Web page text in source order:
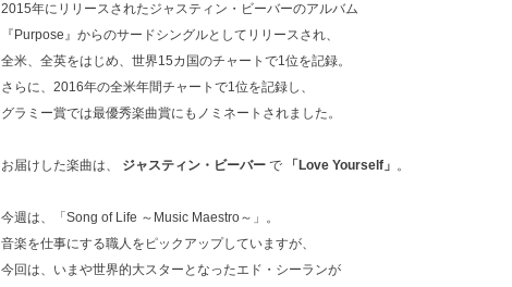
2015年にリリースされたジャスティン・ビーバーのアルバム
『Purpose』からのサードシングルとしてリリースされ、
全米、全英をはじめ、世界15カ国のチャートで1位を記録。
さらに、2016年の全米年間チャートで1位を記録し、
グラミー賞では最優秀楽曲賞にもノミネートされました。
お届けした楽曲は、 ジャスティン・ビーバー で 「Love Yourself」 。
今週は、「Song of Life ～Music Maestro～」。
音楽を仕事にする職人をピックアップしていますが、
今回は、いまや世界的大スターとなったエド・シーランが